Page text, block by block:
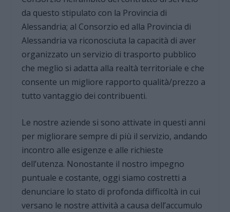
da questo stipulato con la Provincia di
Alessandria; al Consorzio ed alla Provincia di
Alessandria va riconosciuta la capacità di aver
organizzato un servizio di trasporto pubblico
che meglio si adatta alla realtà territoriale e che
consente un migliore rapporto qualità/prezzo a
tutto vantaggio dei contribuenti.
Le nostre aziende si sono attivate in questi anni
per migliorare sempre di più il servizio, andando
incontro alle esigenze e alle richieste
dell’utenza. Nonostante il nostro impegno
puntuale e costante, oggi siamo costretti a
denunciare lo stato di profonda difficoltà in cui
versano le nostre attività a causa dell’accumulo